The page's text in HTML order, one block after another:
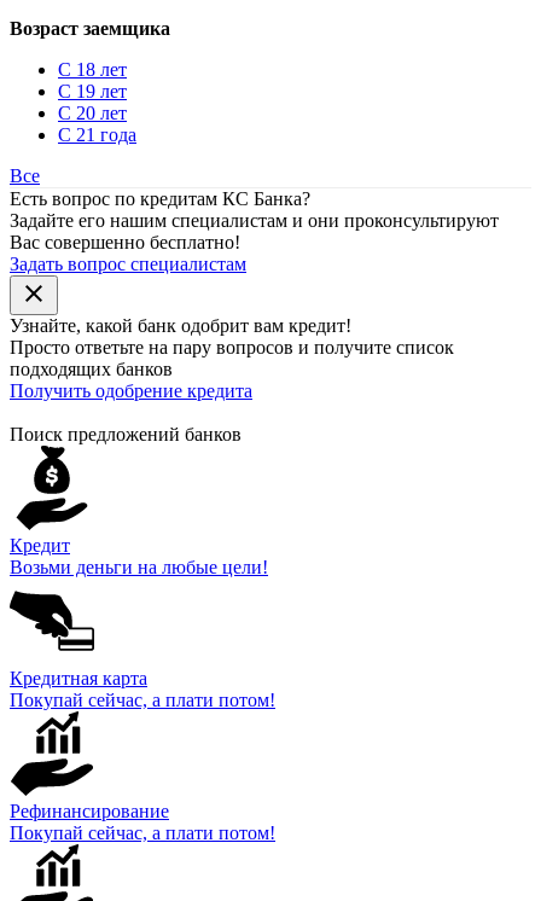
Возраст заемщика
С 18 лет
С 19 лет
С 20 лет
С 21 года
Все
Есть вопрос по кредитам КС Банка?
Задайте его нашим специалистам и они проконсультируют
Вас совершенно бесплатно!
Задать вопрос специалистам
close
Узнайте, какой банк одобрит вам кредит!
Просто ответьте на пару вопросов и получите список
подходящих банков
Получить одобрение кредита
Поиск предложений банков
Кредит
Возьми деньги на любые цели!
Кредитная карта
Покупай сейчас, а плати потом!
Рефинансирование
Покупай сейчас, а плати потом!